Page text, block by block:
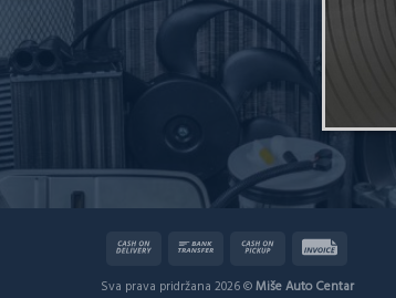
Sva prava pridržana 2026 ©Miše Auto Centar